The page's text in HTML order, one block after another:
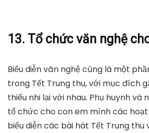
13. Tổ chức văn nghệ
Biểu diễn văn nghệ cũng là một
trong Tết Trung thu, với mục đích
thiếu nhi lại với nhau. Phụ huynh
tổ chức cho con em mình các
biểu diễn các bài hát Tết Trung thu